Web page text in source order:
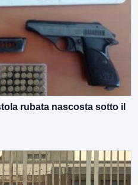
rubata nascosta sotto il